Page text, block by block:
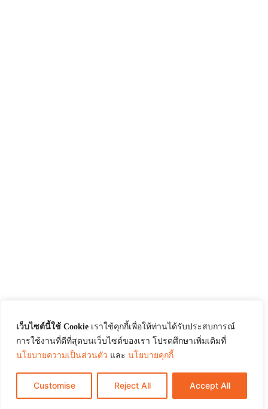
เว็บไซต์นี้ใช้ Cookie เราใช้คุกกี้เพื่อให้ท่านได้รับประสบการณ์
การใช้งานที่ดีที่สุดบนเว็บไซต์ของเรา โปรดศึกษาเพิ่มเติมที่
นโยบายความเป็นส่วนตัว และ นโยบายคุกกี้
Customise Reject All Accept All